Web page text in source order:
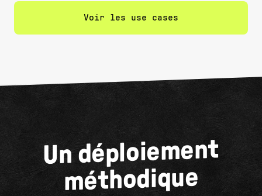
Voir les use cases
Un déploiement
méthodique